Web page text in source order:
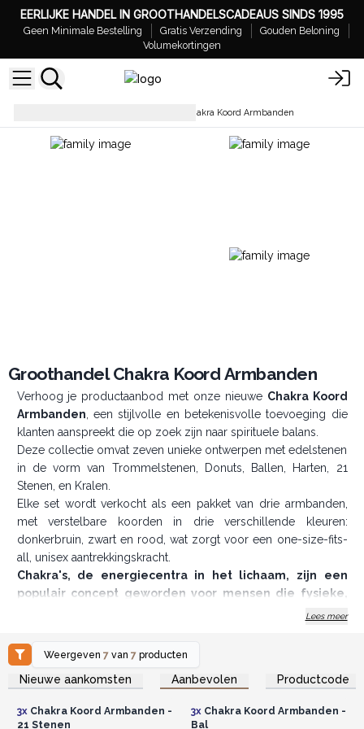
EERLIJKE HANDEL IN GROOTHANDELSCADEAUS SINDS 1995
Geen Minimale Bestelling Gratis Verzending
Gouden Beloning
Volumekortingen
Groothandel Chakra Koord Armbanden
Groothandel Chakra Koord Armbanden
Verhoog je productaanbod met onze nieuwe Chakra Koord
Armbanden, een stijlvolle en betekenisvolle toevoeging die
klanten aanspreekt die op zoek zijn naar spirituele balans.
Deze collectie omvat zeven unieke ontwerpen met edelstenen
in de vorm van Trommelstenen, Donuts, Ballen, Harten, 21
Stenen, en Kralen.
Elke set wordt verkocht als een pakket van drie armbanden,
met verstelbare koorden in drie verschillende kleuren:
donkerbruin, zwart en rood, wat zorgt voor een one-size-fits-
all, unisex aantrekkingskracht.
Chakra's, de energiecentra in het lichaam, zijn een
populair concept geworden voor mensen die fysieke,
Deze
met de zeven chakra's, bieden je klanten een manier om hun
energiestroom te verbeteren en hun algehele welzijn te
bevorderen. Of je klanten nu ervaren zijn in chakra-praktijken of
mix van mode en spirituele betekenis.
Lees meer
Weergeven7 van7 producten
Nieuwe aankomsten Aanbevolen Productcode
Log in of registreer u voor
groothandelsprijzen.
3xChakra Koord Armbanden -
21 Stenen
Log in of registreer u voor
groothandelsprijzen.
3xChakra Koord Armbanden -
Bal